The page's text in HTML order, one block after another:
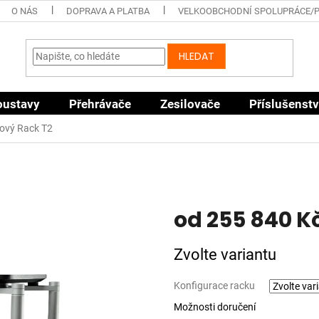
O NÁS DOPRAVA A PLATBA VELKOOBCHODNÍ SPOLUPRÁCE/
HLEDAT
Přehrávače Zesilovače
Rack T2
od 255 840
cena:
Zvolte variantu
Konfigurace racku
Možnosti doručení